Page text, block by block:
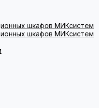
шкафов МИКсистем
шкафов МИКсистем